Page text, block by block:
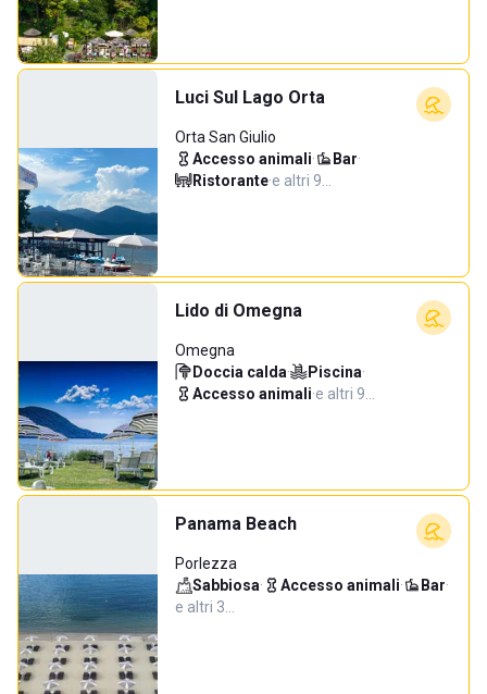
Luci Sul Lago Orta
Orta San Giulio
Accesso animali· Bar·
Ristorante·e altri 9…
Lido di Omegna
Omegna
Doccia calda· Piscina·
Accesso animali·e altri 9…
Panama Beach
Porlezza
Sabbiosa· Accesso animali· Bar·
e altri 3…